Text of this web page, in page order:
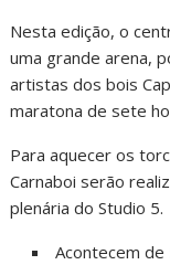
Nesta edição, o
uma grande arena,
artistas dos bois
maratona de sete
Para aquecer os
Carnaboi serão
plenária do Studio 5.
Acontecem